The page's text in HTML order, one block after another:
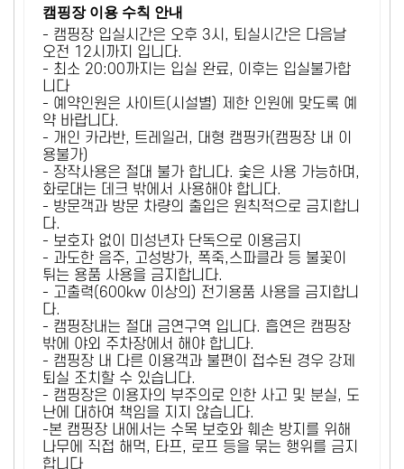
캠핑장 이용 수칙 안내
- 캠핑장 입실시간은 오후 3시, 퇴실시간은 다음날
오전 12시까지 입니다.
- 최소 20:00까지는 입실 완료, 이후는 입실불가합
니다
- 예약인원은 사이트(시설별) 제한 인원에 맞도록 예
약 바랍니다.
- 개인 카라반, 트레일러, 대형 캠핑카(캠핑장 내 이
용불가)
- 장작사용은 절대 불가 합니다. 숯은 사용 가능하며,
화로대는 데크 밖에서 사용해야 합니다.
- 방문객과 방문 차량의 출입은 원칙적으로 금지합니
다.
- 보호자 없이 미성년자 단독으로 이용금지
- 과도한 음주, 고성방가, 폭죽,스파클라 등 불꽃이
튀는 용품 사용을 금지합니다.
- 고출력(600kw 이상의) 전기용품 사용을 금지합니
다.
- 캠핑장내는 절대 금연구역 입니다. 흡연은 캠핑장
밖에 야외 주차장에서 해야 합니다.
- 캠핑장 내 다른 이용객과 불편이 접수된 경우 강제
퇴실 조치할 수 있습니다.
- 캠핑장은 이용자의 부주의로 인한 사고 및 분실, 도
난에 대하여 책임을 지지 않습니다.
-본 캠핑장 내에서는 수목 보호와 훼손 방지를 위해
나무에 직접 해먹, 타프, 로프 등을 묶는 행위를 금지
합니다